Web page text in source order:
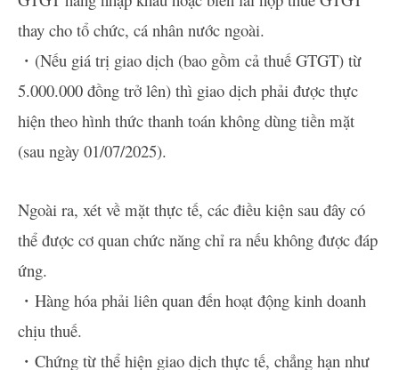
thay cho tổ chức, cá nhân nước ngoài.
・(Nếu giá trị giao dịch (bao gồm cả thuế GTGT) từ
5.000.000 đồng trở lên) thì giao dịch phải được thực
hiện theo hình thức thanh toán không dùng tiền mặt
(sau ngày 01/07/2025).
Ngoài ra, xét về mặt thực tế, các điều kiện sau đây có
thể được cơ quan chức năng chỉ ra nếu không được đáp
ứng.
・Hàng hóa phải liên quan đến hoạt động kinh doanh
chịu thuế.
・Chứng từ thể hiện giao dịch thực tế, chẳng hạn như